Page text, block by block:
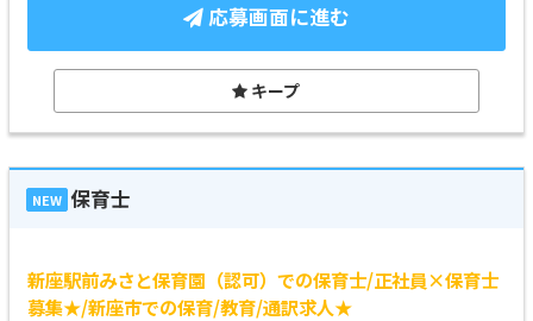
応募画面に進む
キープ
NEW 保育士
新座駅前みさと保育園（認可）での保育士/正社員×保育士
募集★/新座市での保育/教育/通訳求人★